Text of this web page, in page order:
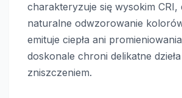
charakteryzuje się wysokim CRI,
naturalne odwzorowanie
emituje ciepła ani
doskonale chroni delikatne
zniszczeniem.